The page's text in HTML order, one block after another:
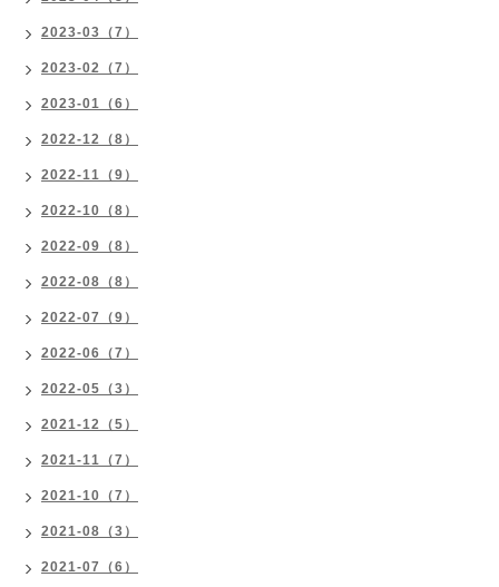
2023-03（7）
2023-02（7）
2023-01（6）
2022-12（8）
2022-11（9）
2022-10（8）
2022-09（8）
2022-08（8）
2022-07（9）
2022-06（7）
2022-05（3）
2021-12（5）
2021-11（7）
2021-10（7）
2021-08（3）
2021-07（6）